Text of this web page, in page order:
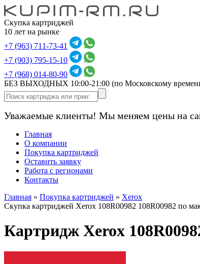
Скупка картриджей
10 лет на рынке
+7 (963) 711-73-41
+7 (903) 795-15-10
+7 (968) 014-80-90
БЕЗ ВЫХОДНЫХ 10:00-21:00 (по Московскому
Уважаемые клиенты! Мы меняем цены на
Главная
О компании
Покупка картриджей
Оставить заявку
Работа с регионами
Контакты
Главная » Покупка картриджей » Xerox
Скупка картриджей Xerox 108R00982 108R00982 по
Картридж Xerox